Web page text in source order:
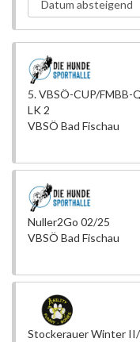
5. VBSÖ-CUP/FMBB-
LK 2
VBSÖ Bad Fischau
Nuller2Go 02/25
VBSÖ Bad Fischau
Stockerauer Winter